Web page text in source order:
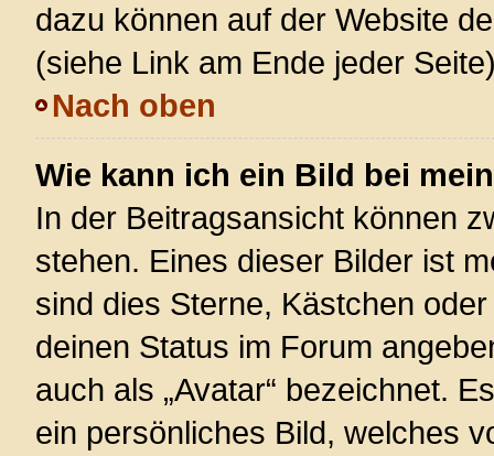
dazu können auf der Website
(siehe Link am Ende jeder
Nach oben
Wie kann ich ein Bild bei
In der Beitragsansicht können
stehen. Eines dieser Bilder ist
sind dies Sterne, Kästchen
deinen Status im Forum
auch als „Avatar“ bezeichnet.
ein persönliches Bild, welches